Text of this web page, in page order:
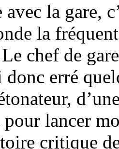
la gare,
la
chef de
erré
lancer
critique